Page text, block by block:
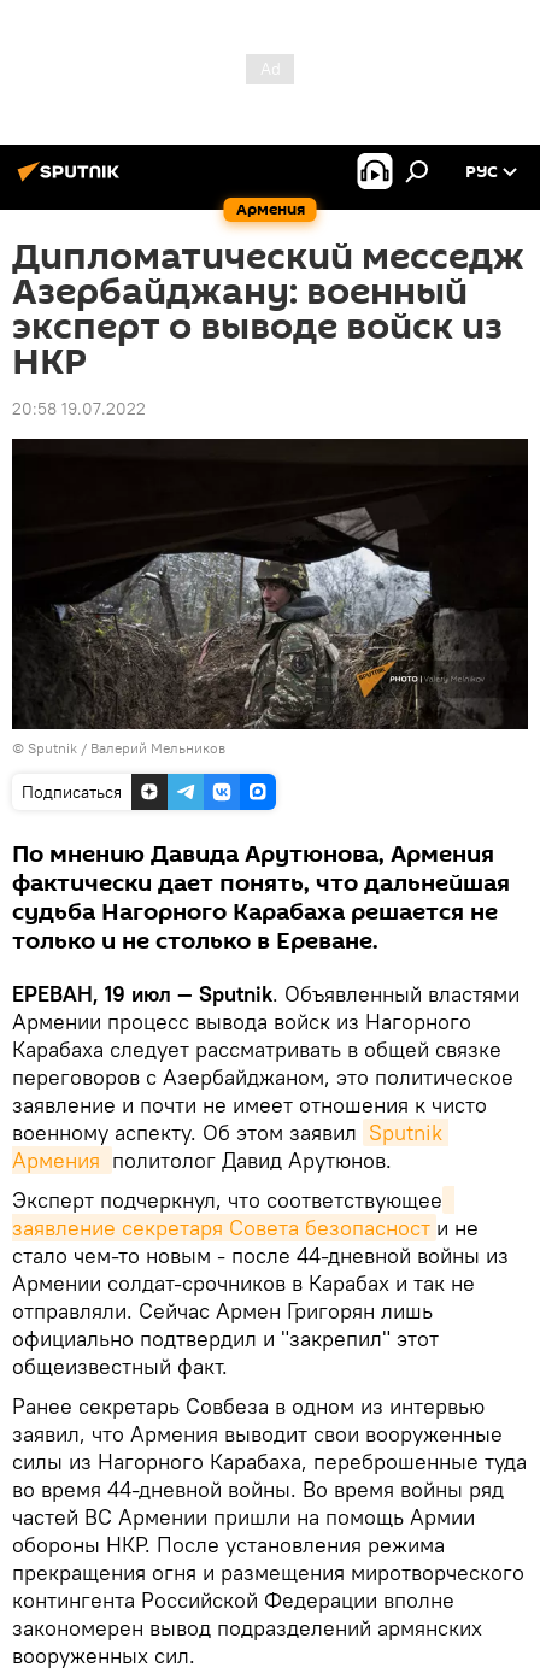
Армения
РУС
Дипломатический месседж
Азербайджану: военный
эксперт о выводе войск из
НКР
20:58 19.07.2022
© Sputnik / Валерий Мельников
Подписаться
По мнению Давида Арутюнова, Армения
фактически дает понять, что дальнейшая
судьба Нагорного Карабаха решается не
только и не столько в Ереване.
ЕРЕВАН, 19 июл — Sputnik. Объявленный властями
Армении процесс вывода войск из Нагорного
Карабаха следует рассматривать в общей связке
переговоров с Азербайджаном, это политическое
заявление и почти не имеет отношения к чисто
военному аспекту. Об этом заявил Sputnik
Армения политолог Давид Арутюнов.
Эксперт подчеркнул, что соответствующее
заявление секретаря Совета безопасност и не
стало чем-то новым - после 44-дневной войны из
Армении солдат-срочников в Карабах и так не
отправляли. Сейчас Армен Григорян лишь
официально подтвердил и "закрепил" этот
общеизвестный факт.
Ранее секретарь Совбеза в одном из интервью
заявил, что Армения выводит свои вооруженные
силы из Нагорного Карабаха, переброшенные туда
во время 44-дневной войны. Во время войны ряд
частей ВС Армении пришли на помощь Армии
обороны НКР. После установления режима
прекращения огня и размещения миротворческого
контингента Российской Федерации вполне
закономерен вывод подразделений армянских
вооруженных сил.